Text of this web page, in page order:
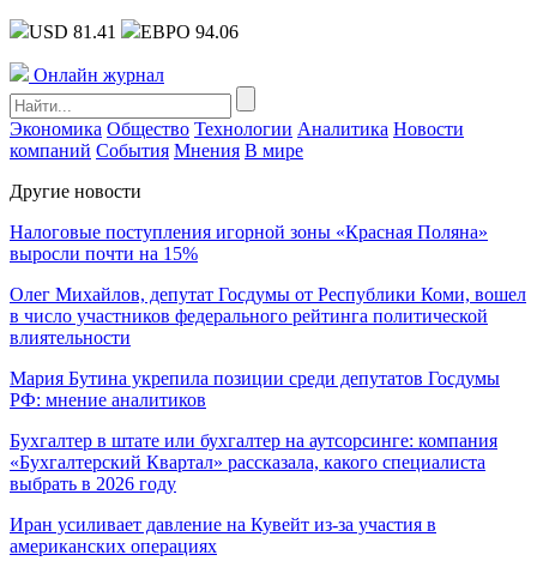
USD 81.41 ЕВРО 94.06
Онлайн журнал
Экономика Общество Технологии Аналитика Новости
компаний События Мнения В мире
Другие новости
Налоговые поступления игорной зоны «Красная Поляна»
выросли почти на 15%
Олег Михайлов, депутат Госдумы от Республики Коми, вошел
в число участников федерального рейтинга политической
влиятельности
Мария Бутина укрепила позиции среди депутатов Госдумы
РФ: мнение аналитиков
Бухгалтер в штате или бухгалтер на аутсорсинге: компания
«Бухгалтерский Квартал» рассказала, какого специалиста
выбрать в 2026 году
Иран усиливает давление на Кувейт из-за участия в
американских операциях